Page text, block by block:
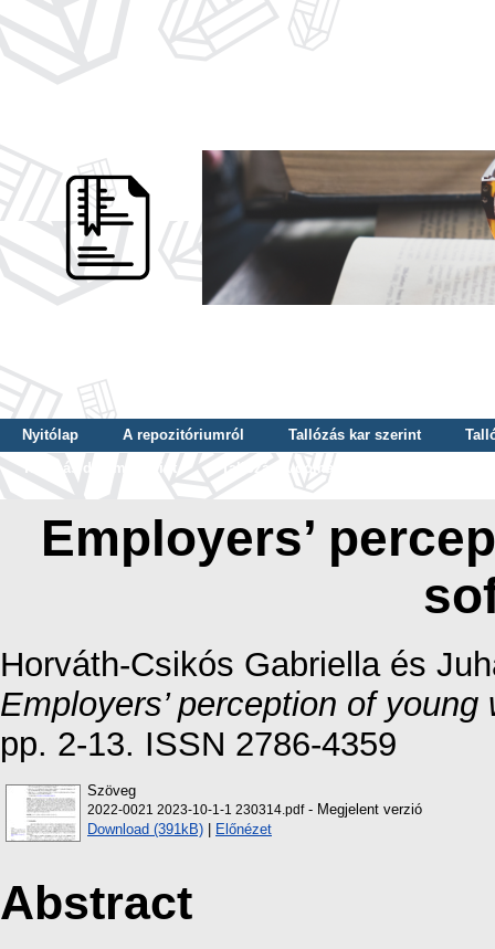
Nyitólap A repozitóriumról Tallózás kar szerint
Tallózás dátum szerint
Tallózás tudományterület szerint
Employers’
Horváth-Csikós Gabriellaés
Employers’ perception of young
pp. 2-13. ISSN 2786-4359
Szöveg
2022-0021 2023-10-1-1 230314.pdf- Megjelent verzió
Download (391kB) | Előnézet
Abstract